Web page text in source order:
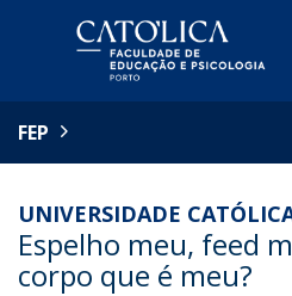
FEP
UNIVERSIDADE
Espelho meu, feed
corpo que é meu?